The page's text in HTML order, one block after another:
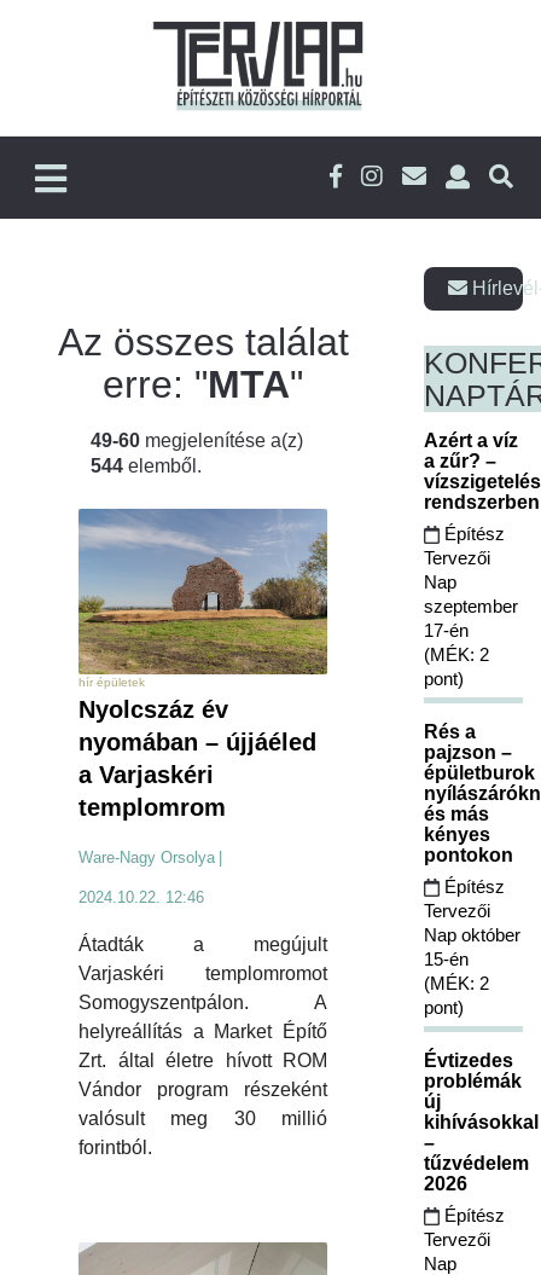
Az összes találat
erre: "MTA"
49-60 megjelenítése a(z)
544 elemből.
hír épületek
Nyolcszáz év
nyomában – újjáéled
a Varjaskéri
templomrom
Ware-Nagy Orsolya
2024.10.22. 12:46
Átadták a megújult
Varjaskéri templomromot
Somogyszentpálon. A
helyreállítás a Market Építő
Zrt. által életre hívott ROM
Vándor program részeként
valósult meg 30 millió
forintból.
Azért a víz
a zűr? –
Építész
Tervezői
Nap
szeptember
17-én
(MÉK: 2
pont)
Rés a
pajzson –
épületburok
és más
kényes
pontokon
Építész
Tervezői
Nap október
15-én
(MÉK: 2
pont)
Évtizedes
problémák
új
kihívásokkal
–
tűzvédelem
2026
Építész
Tervezői
Nap